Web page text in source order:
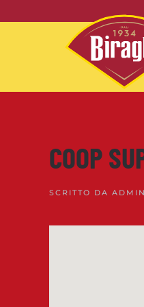
Skip to main content
COOP
SCRITTO DA ADMIN